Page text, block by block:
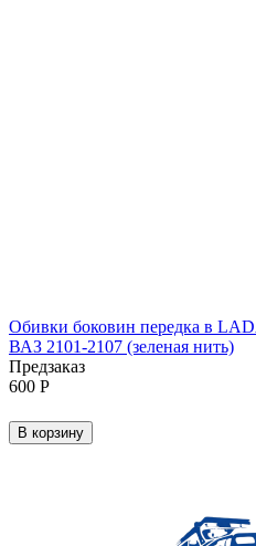
Обивки боковин передка в
ВАЗ 2101-2107 (зеленая нить)
Предзаказ
‍600‍ Р
В корзину